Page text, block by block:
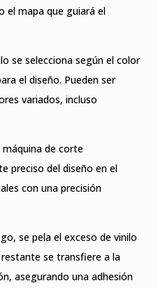
el mapa que guiará el
se selecciona según el color
el diseño. Pueden ser
variados, incluso
de corte
preciso del diseño en el
con una precisión
se pela el exceso de vinilo
se transfiere a la
asegurando una adhesión